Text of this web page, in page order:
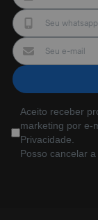
Aceito receber
marketing por e-
Privacidade.
Posso cancelar